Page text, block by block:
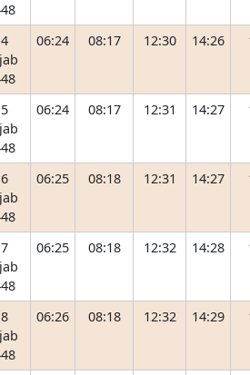
06:24 08:17 12:30 14:26
06:24 08:17 12:31 14:27
06:25 08:18 12:31 14:27
06:25 08:18 12:32 14:28
06:26 08:18 12:32 14:29